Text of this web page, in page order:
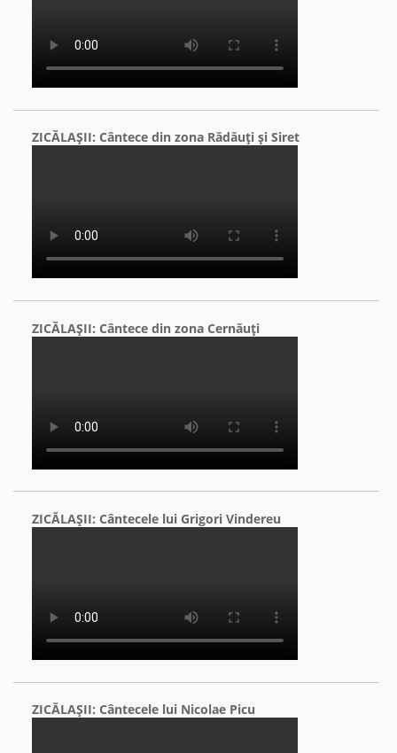
ZICĂLAŞII: Cântece din zona Rădăuţi şi Siret
ZICĂLAŞII: Cântece din zona Cernăuţi
ZICĂLAŞII: Cântecele lui Grigori Vindereu
ZICĂLAŞII: Cântecele lui Nicolae Picu